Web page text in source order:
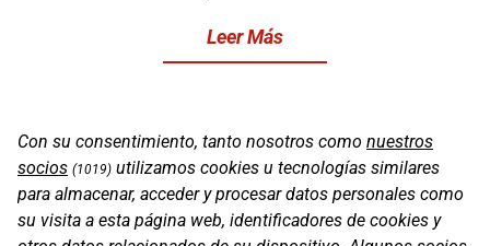
Leer Más
Con su consentimiento, tanto nosotros como nuestros
socios (1019) utilizamos cookies u tecnologías similares
para almacenar, acceder y procesar datos personales como
su visita a esta página web, identificadores de cookies y